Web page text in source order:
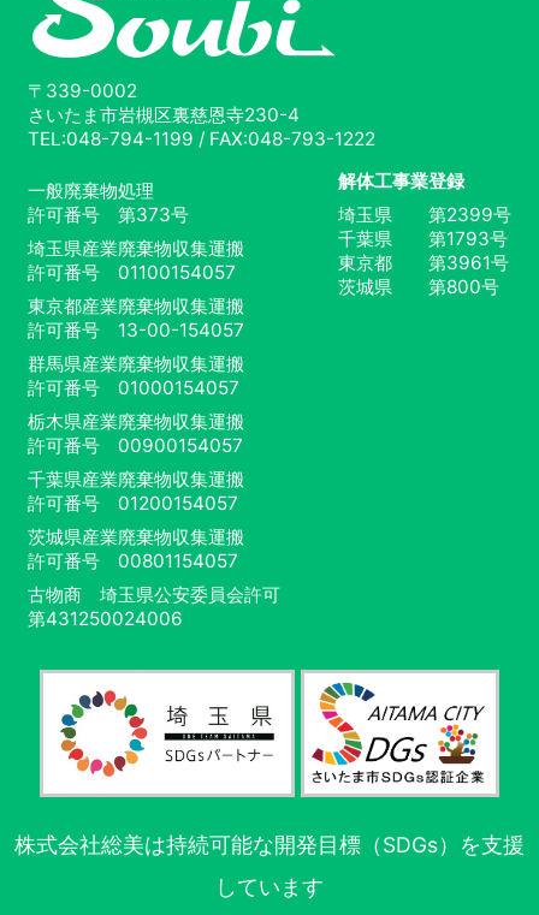
〒339-0002
さいたま市岩槻区裏慈恩寺230-4
TEL:048-794-1199 / FAX:048-793-1222
一般廃棄物処理
許可番号 第373号
埼玉県産業廃棄物収集運搬
許可番号 01100154057
東京都産業廃棄物収集運搬
許可番号 13-00-154057
群馬県産業廃棄物収集運搬
許可番号 01000154057
栃木県産業廃棄物収集運搬
許可番号 00900154057
千葉県産業廃棄物収集運搬
許可番号 01200154057
茨城県産業廃棄物収集運搬
許可番号 00801154057
古物商 埼玉県公安委員会許可
第431250024006
解体工事業登録
埼玉県 第2399号
千葉県 第1793号
東京都 第3961号
茨城県 第800号
株式会社総美は持続可能な開発目標（SDGs）を支援
しています